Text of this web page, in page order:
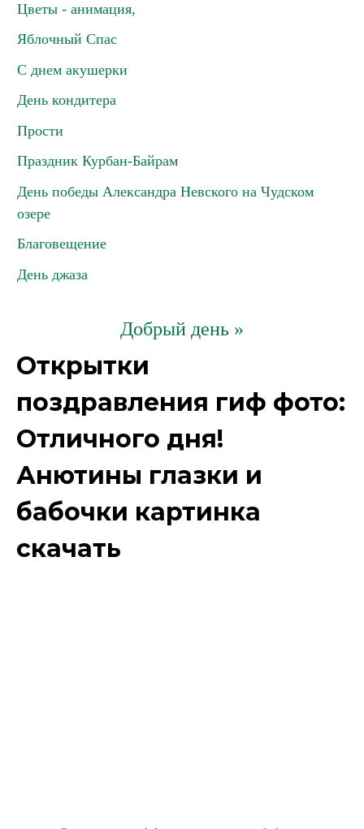
Цветы - анимация,
Яблочный Спас
С днем акушерки
День кондитера
Прости
Праздник Курбан-Байрам
День победы Александра Невского на Чудском
озере
Благовещение
День джаза
Добрый день »
Открытки
поздравления гиф фото:
Отличного дня!
Анютины глазки и
бабочки картинка
скачать